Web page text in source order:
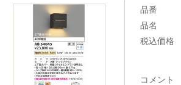
品番
品名
税込価格
コメント